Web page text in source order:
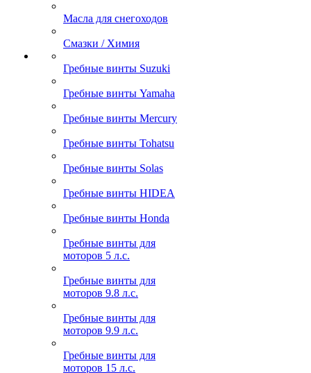
Масла для снегоходов
Смазки / Химия
Гребные винты Suzuki
Гребные винты Yamaha
Гребные винты Mercury
Гребные винты Tohatsu
Гребные винты Solas
Гребные винты HIDEA
Гребные винты Honda
Гребные винты для
моторов 5 л.с.
Гребные винты для
моторов 9.8 л.с.
Гребные винты для
моторов 9.9 л.с.
Гребные винты для
моторов 15 л.с.